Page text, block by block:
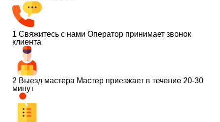
1 Свяжитесь с нами Оператор принимает звонок
клиента
2 Выезд мастера Мастер приезжает в течение 20-30
минут